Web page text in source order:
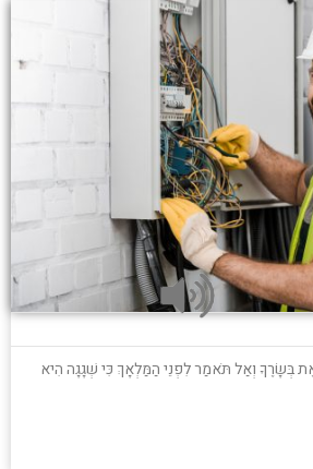
בְּשָׂרֶךָ וְאַל תֹּאמַר לִפְנֵי הַמַּלְאָךְ כִּי שְׁגָגָה הִיא